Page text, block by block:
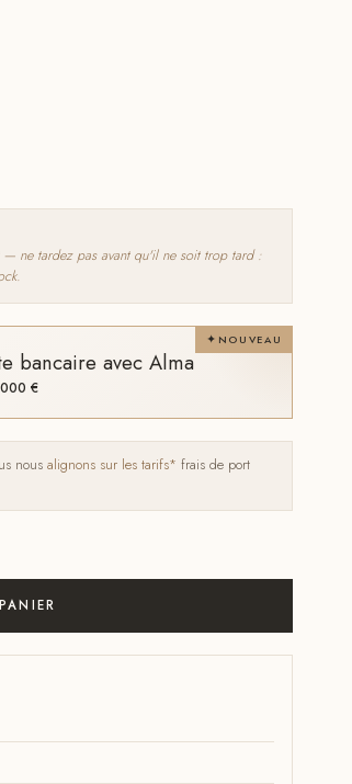
— ne tardez pas avant qu'il ne soit trop tard :
NOUVEAU
bancaire avec Alma
€
nous alignons sur les tarifs* frais de port